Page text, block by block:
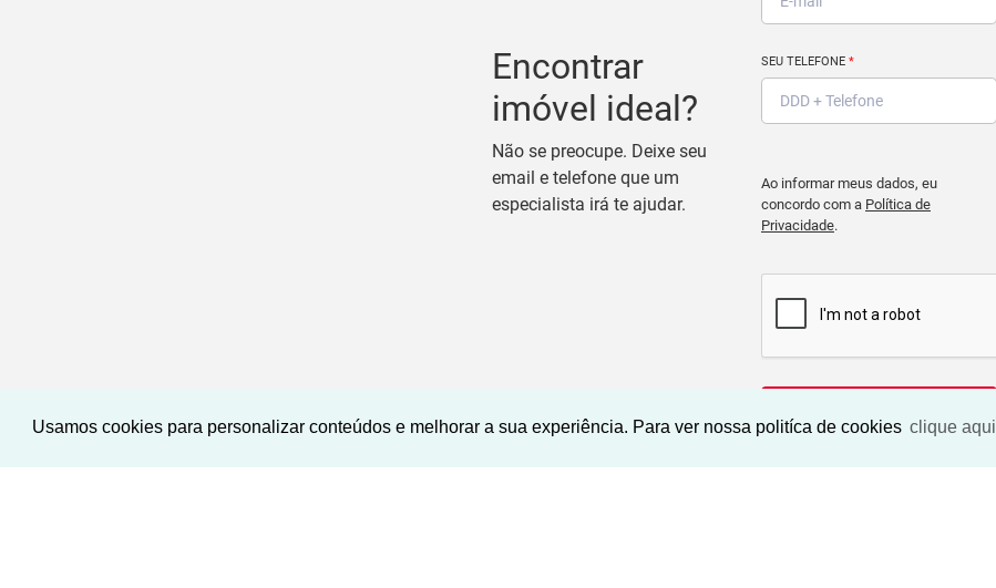
Usamos cookies para personalizar conteúdos e melhorar a sua experiência. Para ver nossa politíca de cookies clique aqui
Encontrar
imóvel ideal?
Não se preocupe. Deixe seu
email e telefone que um
especialista irá te ajudar.
SEU TELEFONE *
Ao informar meus dados, eu
concordo com a Política de
Privacidade.